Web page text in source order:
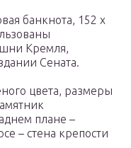
банкнота, 152 х
Кремля,
Сената.
цвета, размеры
плане –
– стена крепости